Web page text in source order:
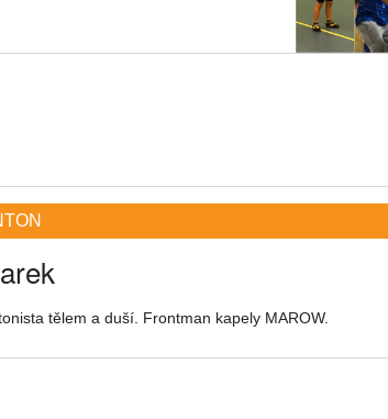
tělem a duší. Frontman kapely MAROW.